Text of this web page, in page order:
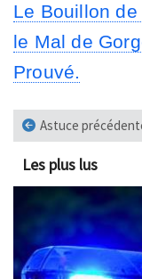
Le Bouillon
le Mal de
Prouvé.
Astuce
Les plus lus